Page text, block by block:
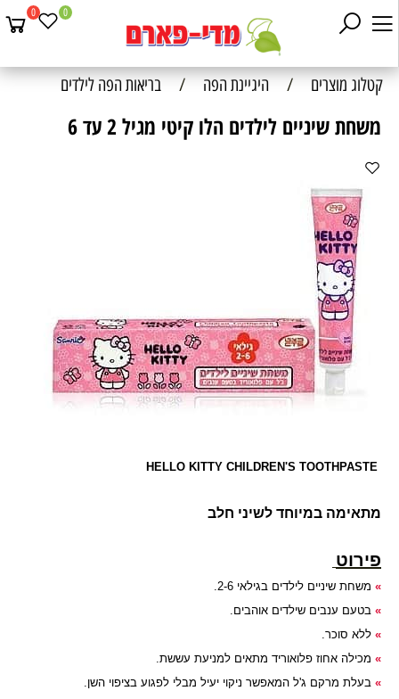
0 0
קטלוג מוצרים / היגיינת הפה / בריאות הפה לילדים
משחת שיניים לילדים הלו קיטי מגיל 2 עד 6
מתאימה במיוחד לשיני חלב
פירוט
» משחת שיניים לילדים בגילאי 2-6
.
» בטעם ענבים שילדים אוהבים.
» ללא סוכר.
» מכילה אחוז פלואוריד מתאים למניעת עששת.
» בעלת מרקם ג'ל המאפשר ניקוי יעיל מבלי לפגוע בציפוי השן.